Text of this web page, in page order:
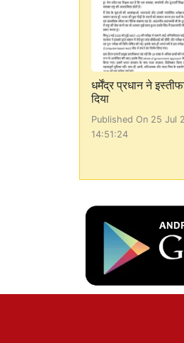
धर्मेंद्र प्रधान ने
दिया
Published On 25 Jul
14:51:24